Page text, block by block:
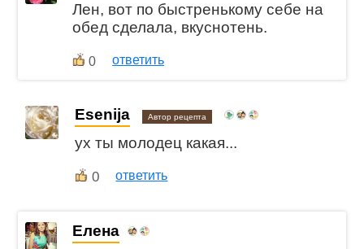
Лен, вот по быстренькому себе на
обед сделала, вкуснотень.
0 ответить
Esenija Автор рецепта
ух ты молодец какая...
0 ответить
Елена